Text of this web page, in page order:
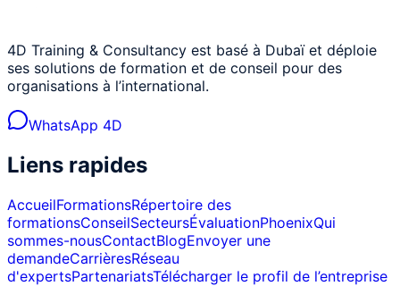
4D Training & Consultancy est basé à Dubaï et déploie
ses solutions de formation et de conseil pour des
organisations à l’international.
WhatsApp 4D
Liens rapides
AccueilFormationsRépertoire des
formationsConseilSecteursÉvaluationPhoenixQui
sommes-nousContactBlogEnvoyer une
demandeCarrièresRéseau
d'expertsPartenariatsTélécharger le profil de l’entreprise